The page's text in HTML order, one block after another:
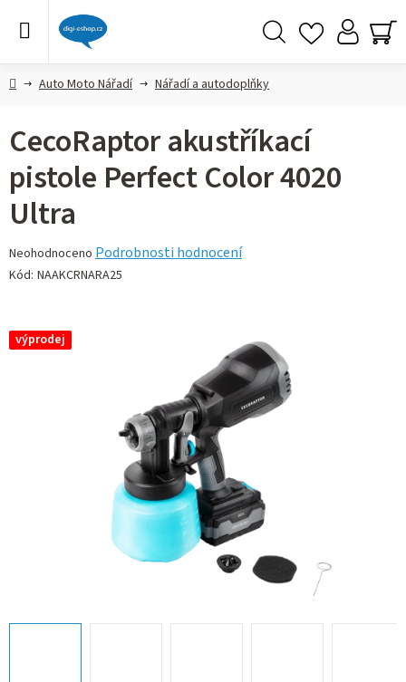
DomůAuto Moto Nářadí Nářadí a autodoplňky
CecoRaptor akustříkací
pistole Perfect Color 4020
Ultra
Průměrné
hodnocení
0,0
z 5
Neohodnoceno Podrobnosti hodnocení
Kód: NAAKCRNARA25
výprodej